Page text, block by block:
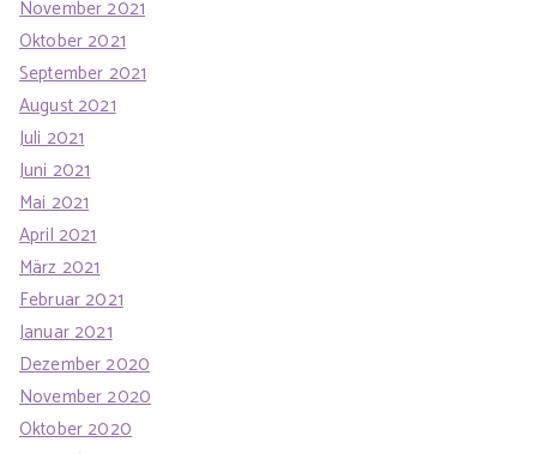
November 2021
Oktober 2021
September 2021
August 2021
Juli 2021
Juni 2021
Mai 2021
April 2021
März 2021
Februar 2021
Januar 2021
Dezember 2020
November 2020
Oktober 2020